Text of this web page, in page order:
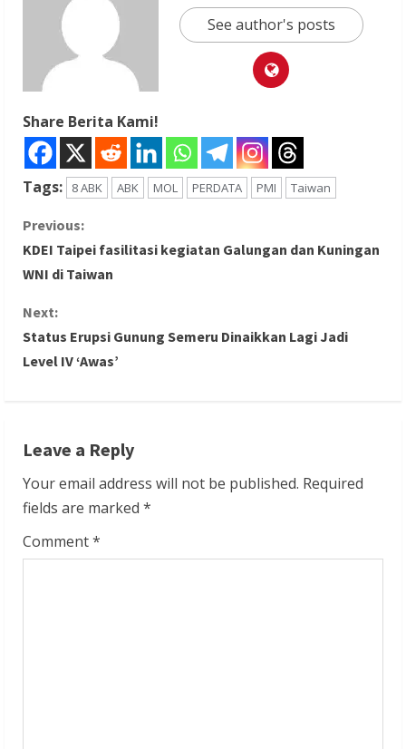
See author's posts
Share Berita Kami!
Tags: 8 ABK ABK MOL PERDATA PMI Taiwan
C
o
n
t
u
e
R
Previous:
KDEI Taipei fasilitasi kegiatan Galungan dan Kuningan
WNI di Taiwan
Next:
Status Erupsi Gunung Semeru Dinaikkan Lagi Jadi
Level IV ‘Awas’
Leave a Reply
Your email address will not be published. Required
fields are marked *
Comment*